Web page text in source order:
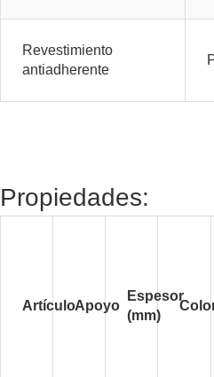
Revestimiento
antiadherente
Propiedades:
ArtículoApoyo
Espesor
(mm)